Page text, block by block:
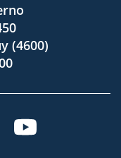
(4600)